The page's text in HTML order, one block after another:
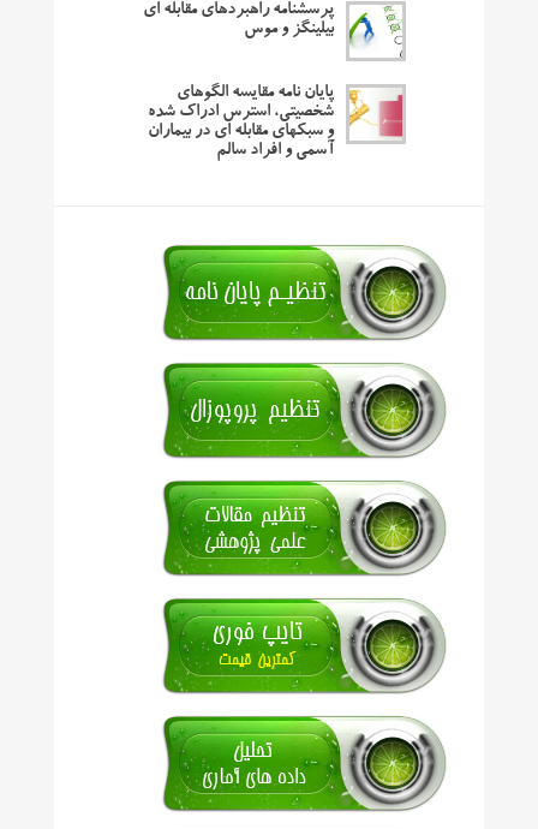
پرسشنامه راهبردهای مقابله ای
بیلینگز و موس
پایان نامه مقایسه الگوهای
شخصیتی، استرس ادراک شده
و سبکهای مقابله ای در بیماران
آسمی و افراد سالم